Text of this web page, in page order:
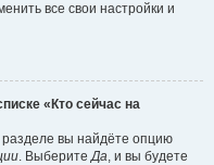
все свои настройки и
«Кто сейчас на
разделе вы найдёте опцию
. ВыберитеДа, и вы будете